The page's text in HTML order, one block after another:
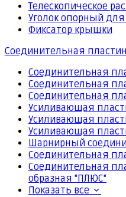
Телескопическое
Уголок опорный
Фиксатор крышки
Соединительная
Соединительная
Соединительная
Соединительная
Усиливающая
Усиливающая
Усиливающая
Шарнирный
Соединительная
Соединительная
образная "ПЛЮС"
Показать все